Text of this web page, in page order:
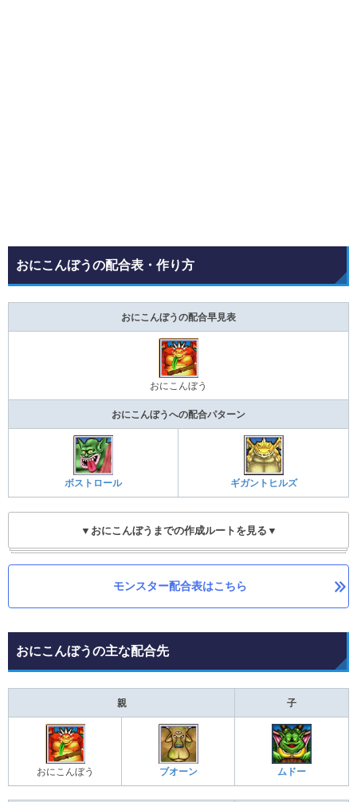
おにこんぼうの配合表・作り方
おにこんぼうの配合早見表
おにこんぼう
おにこんぼうへの配合パターン
ボストロール ギガントヒルズ
▼おにこんぼうまでの作成ルートを見る▼
モンスター配合表はこちら
おにこんぼうの主な配合先
親 子
おにこんぼう ブオーン ムドー